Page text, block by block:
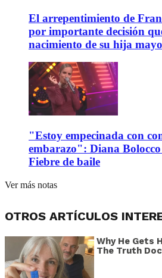
El arrepentimiento de
por importante decisión
nacimiento de su hija
"Estoy empecinada con
embarazo": Diana
Fiebre de baile
Ver más notas
OTROS ARTÍCULOS
Why He Gets
The Truth